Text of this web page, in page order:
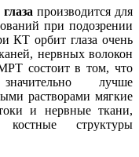
производится для
при подозрении
КТ орбит глаза очень
нервных волокон
состоит в том, что
лучше
растворами мягкие
и нервные ткани,
структуры